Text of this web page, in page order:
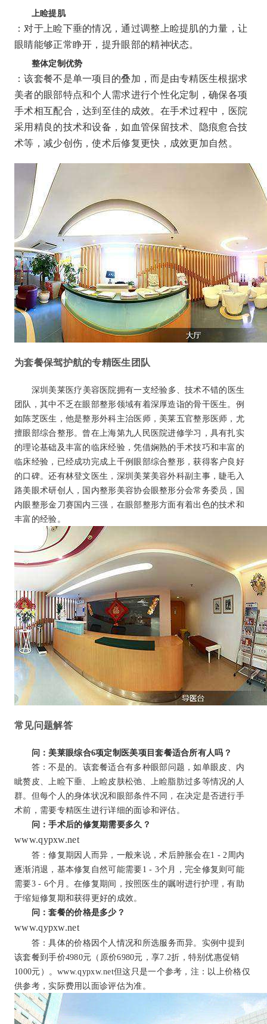
上睑提肌
：对于上睑下垂的情况，通过调整上睑提肌的力量，让
眼睛能够正常睁开，提升眼部的精神状态。
整体定制优势
：该套餐不是单一项目的叠加，而是由专精医生根据求
美者的眼部特点和个人需求进行个性化定制，确保各项
手术相互配合，达到至佳的成效。在手术过程中，医院
采用精良的技术和设备，如血管保留技术、隐痕愈合技
术等，减少创伤，使术后修复更快，成效更加自然。
为套餐保驾护航的专精医生团队
深圳美莱医疗美容医院拥有一支经验多、技术不错的医生
团队，其中不乏在眼部整形领域有着深厚造诣的骨干医生。例
如陈芝医生，他是整形外科主治医师，美莱五官整形医师，尤
擅眼部综合整形。曾在上海第九人民医院进修学习，具有扎实
的理论基础及丰富的临床经验，凭借娴熟的手术技巧和丰富的
临床经验，已经成功完成上千例眼部综合整形，获得客户良好
的口碑。还有林登文医生，深圳美莱美容外科副主事，睫毛入
路美眼术研创人，国内整形美容协会眼整形分会常务委员，国
内眼整形金刀赛国内三强，在眼部整形方面有着出色的技术和
丰富的经验。
常见问题解答
问：美莱眼综合6项定制医美项目套餐适合所有人吗？
答：不是的。该套餐适合有多种眼部问题，如单眼皮、内
眦赘皮、上睑下垂、上睑皮肤松弛、上睑脂肪过多等情况的人
群。但每个人的身体状况和眼部条件不同，在决定是否进行手
术前，需要专精医生进行详细的面诊和评估。
问：手术后的修复期需要多久？
www.qypxw.net
答：修复期因人而异，一般来说，术后肿胀会在1 - 2周内
逐渐消退，基本修复自然可能需要1 - 3个月，完全修复则可能
需要3 - 6个月。在修复期间，按照医生的嘱咐进行护理，有助
于缩短修复期和获得更好的成效。
问：套餐的价格是多少？
www.qypxw.net
答：具体的价格因个人情况和所选服务而异。实例中提到
该套餐到手价4980元（原价6980元，享7.2折，特别优惠促销
1000元）。www.qypxw.net但这只是一个参考， 注：以上价格仅
供参考，实际费用以面诊评估为准。